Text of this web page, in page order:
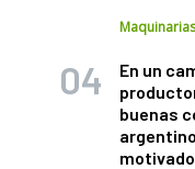
En un
buenas